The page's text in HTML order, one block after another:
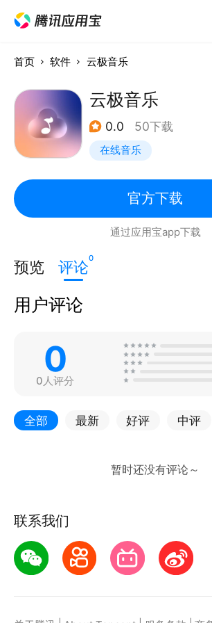
首页 软件 云极音乐
云极音乐
0.0 50下载
在线音乐
官方下载
通过应用宝app下载
预览 评论0
用户评论
0
0人评分
全部 最新 好评 中评
联系我们